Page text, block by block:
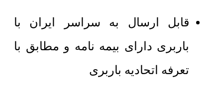
قابل ارسال به سراسر ایران با
باربری دارای بیمه نامه و مطابق با
تعرفه اتحادیه باربری